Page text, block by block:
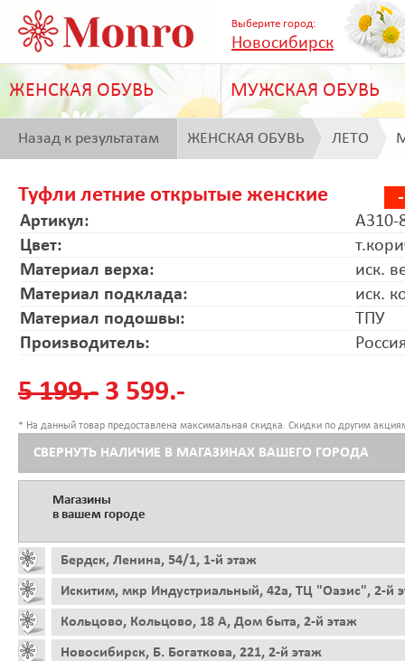
Выберите город:
Новосибирск
ЖЕНСКАЯ ОБУВЬ МУЖСКАЯ ОБУВЬ
Назад к результатам ЖЕНСКАЯ ОБУВЬ ЛЕТО
Туфли летние открытые женские
Артикул:
A310-
Цвет:
Материал верха:
иск.
Материал подклада:
иск.
Материал подошвы:
ТПУ
Производитель:
5 199.- 3 599.-
* На данный товар предоставлена максимальная скидка. Скидки по другим
СВЕРНУТЬ НАЛИЧИЕ В МАГАЗИНАХ ВАШЕГО ГОРОДА
Магазины
в вашем городе
Бердск, Ленина, 54/1, 1-й этаж
Искитим, мкр Индустриальный, 42а, ТЦ "Оазис", 2-й
Кольцово, Кольцово, 18 А, Дом быта, 2-й этаж
Новосибирск, Б. Богаткова, 221, 2-й этаж